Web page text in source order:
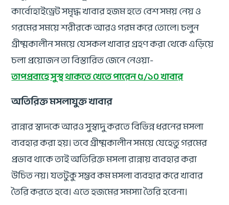
কার্বোহাইড্রেট সমৃদ্ধ খাবার হজম হতে বেশ সময় নেয় ও
গরমের সময়ে শরীরকে আরও গরম করে তোলে। চলুন
গ্রীষ্মকালীন সময়ে যেসকল খাবার গ্রহণ করা থেকে এড়িয়ে
চলা প্রয়োজন তা বিস্তারিত জেনে নেওয়া-
তাপপ্রবাহে সুস্থ থাকতে খেতে পারেন ৫/১০ খাবার
অতিরিক্ত মসলাযুক্ত খাবার
রান্নার স্বাদকে আরও সুস্বাদু করতে বিভিন্ন ধরনের মসলা
ব্যবহার করা হয়। তবে গ্রীষ্মকালীন সময়ে যেহেতু গরমের
প্রভাব থাকে তাই অতিরিক্ত মসলা রান্নায় ব্যবহার করা
উচিত নয়। যতটুকু সম্ভব কম মসলা ব্যবহার করে খাবার
তৈরি করতে হবে। এতে হজমের সমস্যা তৈরি হবেনা।